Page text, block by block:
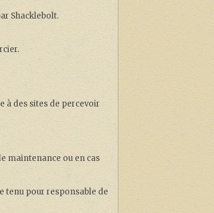
Shacklebolt.
à des sites de percevoir
maintenance ou en cas
tenu pour responsable de